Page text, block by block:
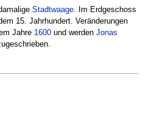
Stadtwaage. Im Erdgeschoss
15. Jahrhundert. Veränderungen
Jahre 1600und werden Jonas